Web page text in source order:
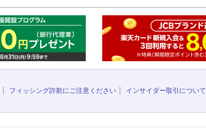
フィッシング詐欺にご注意ください インサイダー取引について